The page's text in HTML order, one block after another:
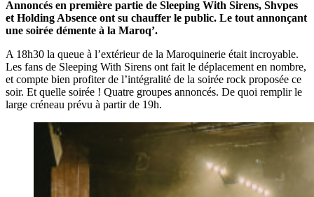
Annoncés en première partie de Sleeping With Sirens, Shvpes
et Holding Absence ont su chauffer le public. Le tout annonçant
une soirée démente à la Maroq’.
A 18h30 la queue à l’extérieur de la Maroquinerie était incroyable.
Les fans de Sleeping With Sirens ont fait le déplacement en nombre,
et compte bien profiter de l’intégralité de la soirée rock proposée ce
soir. Et quelle soirée ! Quatre groupes annoncés. De quoi remplir le
large créneau prévu à partir de 19h.